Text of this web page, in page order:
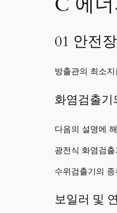
01 안전
방출관의 최소
화염검출
다음의 설명에
광전식 화염검
수위검출기의
보일러 및